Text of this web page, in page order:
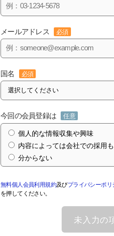
メールアドレス 必須
国名 必須
今回の会員登録は 任意
個人的な情報収集や興味
内容によっては会社での採用
分からない
無料個人会員利用規約及びプライバシーポリ
を押してください。